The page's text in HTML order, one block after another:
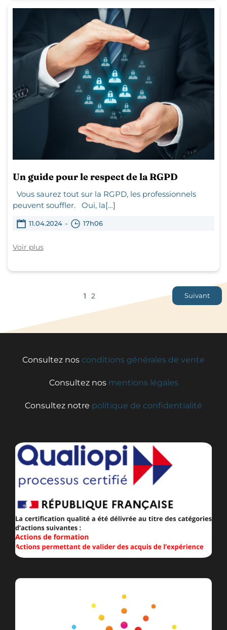
Un guide pour le respect de la RGPD
Vous saurez tout sur la RGPD, les professionnels
peuvent souffler. Oui, la[…]
11.04.2024 - 17h06
Voir plus
1 2 Suivant
Consultez nos conditions générales de vente
Consultez nos mentions légales
Consultez notre politique de confidentialité